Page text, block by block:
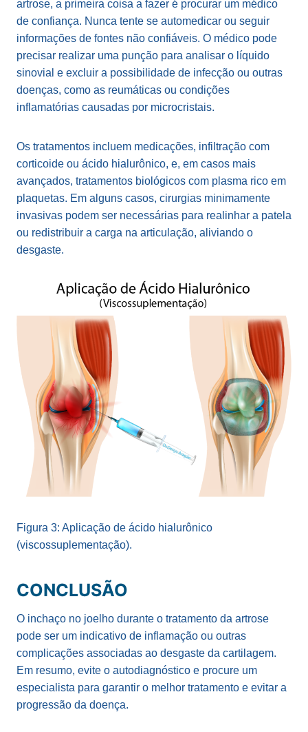
artrose, a primeira coisa a fazer é procurar um médico
de confiança. Nunca tente se automedicar ou seguir
informações de fontes não confiáveis. O médico pode
precisar realizar uma punção para analisar o líquido
sinovial e excluir a possibilidade de infecção ou outras
doenças, como as reumáticas ou condições
inflamatórias causadas por microcristais.
Os tratamentos incluem medicações, infiltração com
corticoide ou ácido hialurônico, e, em casos mais
avançados, tratamentos biológicos com plasma rico em
plaquetas. Em alguns casos, cirurgias minimamente
invasivas podem ser necessárias para realinhar a patela
ou redistribuir a carga na articulação, aliviando o
desgaste.
Figura 3: Aplicação de ácido hialurônico
(viscossuplementação).
CONCLUSÃO
O inchaço no joelho durante o tratamento da artrose
pode ser um indicativo de inflamação ou outras
complicações associadas ao desgaste da cartilagem.
Em resumo, evite o autodiagnóstico e procure um
especialista para garantir o melhor tratamento e evitar a
progressão da doença.